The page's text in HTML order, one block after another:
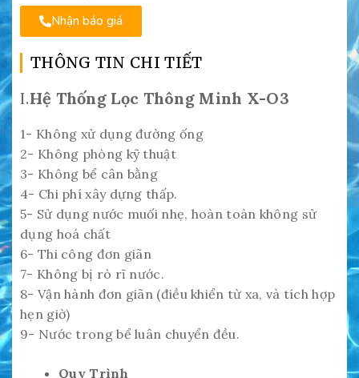
Nhận báo giá
THÔNG TIN CHI TIẾT
I.Hệ Thống Lọc Thông Minh X-O3
1- Không xử dụng đường ống
2- Không phòng kỹ thuật
3- Không bể cân bằng
4- Chi phí xây dựng thấp.
5- Sử dụng nước muối nhẹ, hoàn toàn không sử
dụng hoá chất
6- Thi công đơn giãn
7- Không bị rò rĩ nước.
8- Vận hành đơn giãn (điều khiển từ xa, và tích hợp
hẹn giờ)
9- Nước trong bể luân chuyển đều.
Quy Trình